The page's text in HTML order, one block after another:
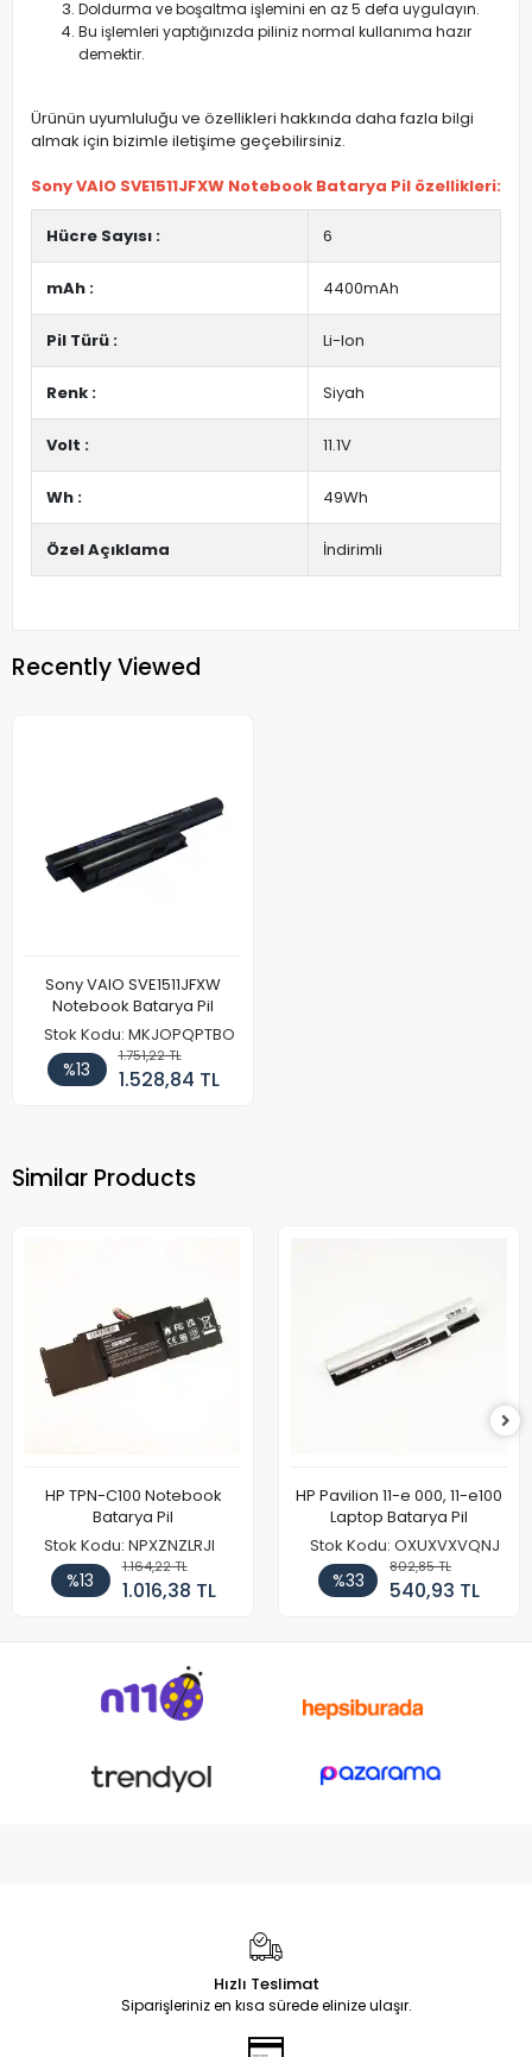
Doldurma ve boşaltma işlemini en az 5 defa uygulayın.
Bu işlemleri yaptığınızda piliniz normal kullanıma hazır
demektir.
Ürünün uyumluluğu ve özellikleri hakkında daha fazla bilgi
almak için bizimle iletişime geçebilirsiniz.
Sony VAIO SVE1511JFXW Notebook Batarya Pil özellikleri:
Hücre Sayısı : 6
mAh : 4400mAh
Pil Türü : Li-Ion
Renk : Siyah
Volt : 11.1V
Wh : 49Wh
Özel Açıklama İndirimli
Recently Viewed
Sony VAIO SVE1511JFXW
Notebook Batarya Pil
Stok Kodu: MKJOPQPTBO
%13
1.751,22 TL
1.528,84 TL
Similar Products
HP TPN-C100 Notebook
Batarya Pil
Stok Kodu: NPXZNZLRJI
%13
1.164,22 TL
1.016,38 TL
HP Pavilion 11-e 000, 11-e100
Laptop Batarya Pil
Stok Kodu: OXUXVXVQNJ
%33
802,85 TL
540,93 TL
Hızlı Teslimat
Siparişleriniz en kısa sürede elinize ulaşır.